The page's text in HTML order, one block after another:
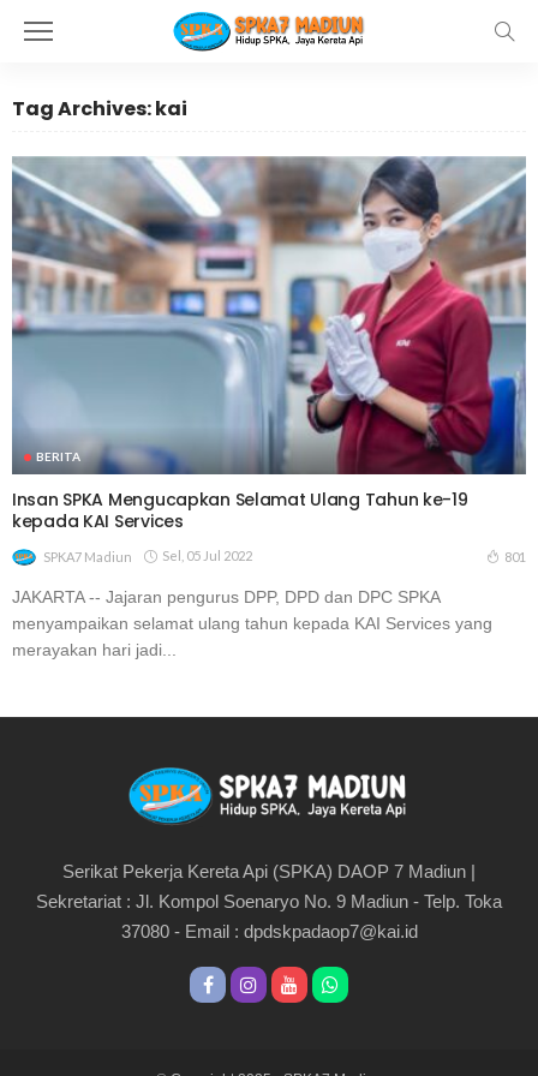
Tag Archives: kai
BERITA
Insan SPKA Mengucapkan Selamat Ulang Tahun ke-19
kepada KAI Services
SPKA7 Madiun Sel, 05 Jul 2022 801
JAKARTA -- Jajaran pengurus DPP, DPD dan DPC SPKA
menyampaikan selamat ulang tahun kepada KAI Services yang
merayakan hari jadi...
Serikat Pekerja Kereta Api (SPKA) DAOP 7 Madiun |
Sekretariat : Jl. Kompol Soenaryo No. 9 Madiun - Telp. Toka
37080 - Email : dpdskpadaop7@kai.id